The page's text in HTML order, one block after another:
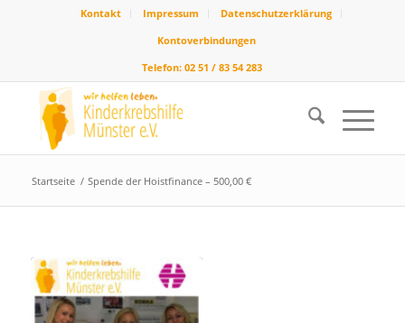
Kontakt Impressum
Datenschutzerklärung
Kontoverbindungen
Telefon: 02 51 / 83 54 283
Startseite / Spende der Hoistfinance – 500,00 €